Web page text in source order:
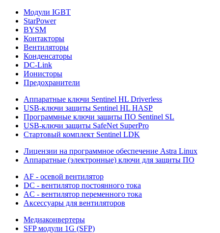
Модули IGBT
StarPower
BYSM
Контакторы
Вентиляторы
Конденсаторы
DC-Link
Ионисторы
Предохранители
Аппаратные ключи Sentinel HL Driverless
USB-ключи защиты Sentinel HL HASP
Программные ключи защиты ПО Sentinel SL
USB-ключи защиты SafeNet SuperPro
Стартовый комплект Sentinel LDK
Лицензии на программное обеспечение Astra Linux
Аппаратные (электронные) ключи для защиты ПО
AF - осевой вентилятор
DC - вентилятор постоянного тока
AC - вентилятор переменного тока
Аксессуары для вентиляторов
Медиаконвертеры
SFP модули 1G (SFP)